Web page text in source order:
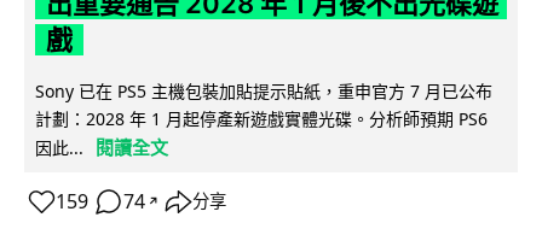
戲
Sony 已在 PS5 主機包裝加貼提示貼紙，重申官方 7 月已公布
計劃：2028 年 1 月起停產新遊戲實體光碟。分析師預期 PS6
因此...
閱讀全文
159 74 ↗ 分享